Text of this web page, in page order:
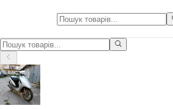
Оголошення у
Оголошення у Одеса: оголошення з фото,